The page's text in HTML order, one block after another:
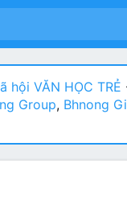
hội VĂN HỌC TRẺ
Group, Bhnong